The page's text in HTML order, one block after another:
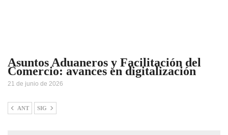
Asuntos Aduaneros y Facilitación del
Comercio: avances en digitalización
21 de junio de 2026
ANT SIG